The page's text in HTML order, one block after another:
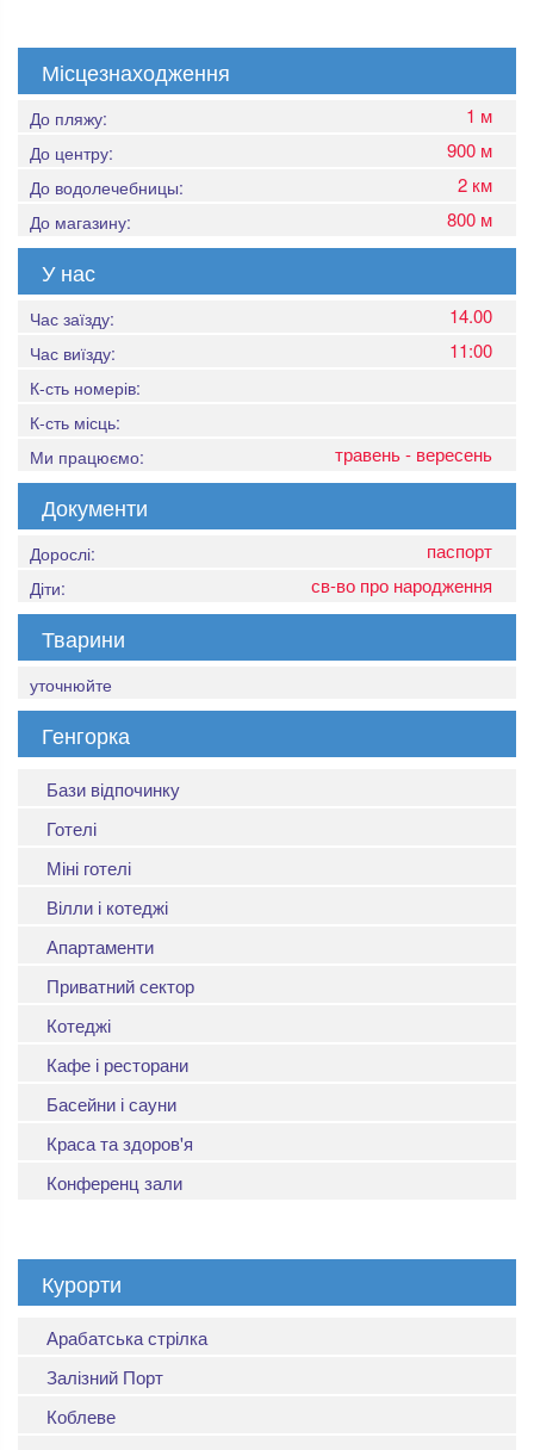
Місцезнаходження
До пляжу: 1 м
До центру: 900 м
До водолечебницы: 2 км
До магазину: 800 м
У нас
Час заїзду: 14.00
Час виїзду: 11:00
К-сть номерів:
К-сть місць:
Ми працюємо:
травень - вересень
Документи
Дорослі: паспорт
Діти: св-во про народження
Тварини
уточнюйте
Генгорка
Бази відпочинку
Готелі
Міні готелі
Вілли і котеджі
Апартаменти
Приватний сектор
Котеджі
Кафе і ресторани
Басейни і сауни
Краса та здоров'я
Конференц зали
Курорти
Арабатська стрілка
Залізний Порт
Коблеве